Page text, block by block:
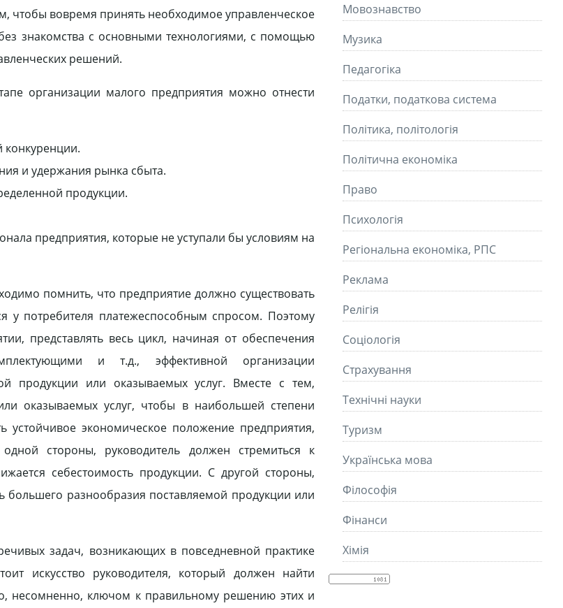
чтобы вовремя принять необходимое управленческое
знакомства с основными технологиями, с помощью
решений.
организации малого предприятия можно отнести
конкуренции.
и удержания рынка сбыта.
продукции.
предприятия, которые не уступали бы условиям на
помнить, что предприятие должно существовать
у потребителя платежеспособным спросом. Поэтому
представлять весь цикл, начиная от обеспечения
и т.д., эффективной организации
продукции или оказываемых услуг. Вместе с тем,
оказываемых услуг, чтобы в наибольшей степени
устойчивое экономическое положение предприятия,
стороны, руководитель должен стремиться к
себестоимость продукции. С другой стороны,
большего разнообразия поставляемой продукции или
задач, возникающих в повседневной практике
искусство руководителя, который должен найти
несомненно, ключом к правильному решению этих и
Мовознавство
Музика
Педагогіка
Податки, податкова система
Політика, політологія
Політична економіка
Право
Психологія
Регіональна економіка, РПС
Реклама
Релігія
Соціологія
Страхування
Технічні науки
Туризм
Українська мова
Філософія
Фінанси
Хімія